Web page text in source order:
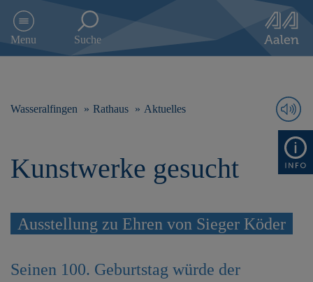
e
Menu Suche
Wasseralfingen Rathaus Aktuelles
Kunstwerke gesucht
Ausstellung zu Ehren von Sieger Köder
Seinen 100. Geburtstag würde der